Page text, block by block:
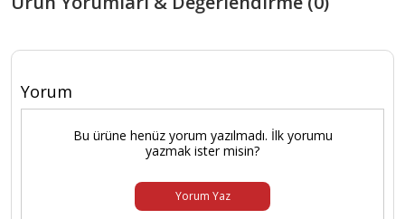
Yorum
Bu ürüne henüz yorum yazılmadı. İlk yorumu
yazmak ister misin?
Yorum Yaz